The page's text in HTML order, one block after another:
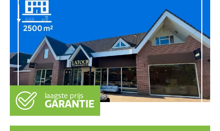
laagste prijs
GARANTIE